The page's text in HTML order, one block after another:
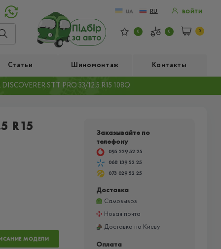
UA RU ВОЙТИ
0 0 0
Статьи Шиномонтаж Контакты
STT PRO 33/12.5 R15 108Q
R15
МОДЕЛИ
Заказывайте по
телефону
095 229 52 25
068 139 52 25
073 029 52 25
Доставка
Самовывоз
Новая почта
Доставка по Киеву
Оплата